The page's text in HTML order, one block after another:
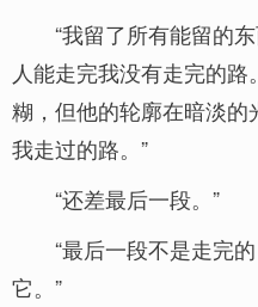
“我留了所有能留的
人能走完我没有走完的
糊，但他的轮廓在暗淡的
我走过的路。”
“还差最后一段。”
“最后一段不是走完
它。”